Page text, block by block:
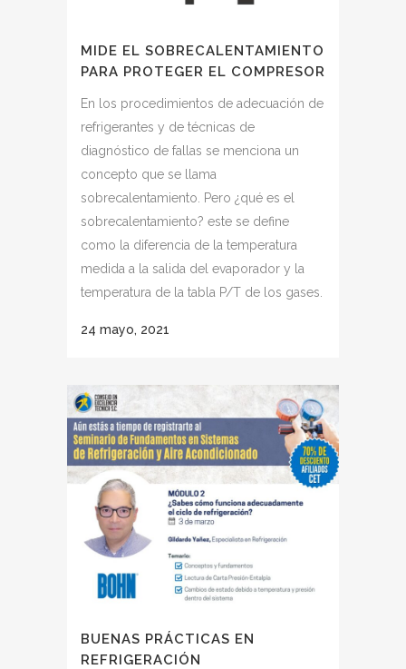
MIDE EL SOBRECALENTAMIENTO
PARA PROTEGER EL COMPRESOR
En los procedimientos de adecuación de
refrigerantes y de técnicas de
diagnóstico de fallas se menciona un
concepto que se llama
sobrecalentamiento. Pero ¿qué es el
sobrecalentamiento? este se define
como la diferencia de la temperatura
medida a la salida del evaporador y la
temperatura de la tabla P/T de los gases.
24 mayo, 2021
BUENAS PRÁCTICAS EN
REFRIGERACIÓN